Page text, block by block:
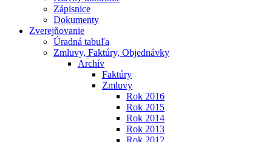
Zápisnice
Dokumenty
Zverejňovanie
Úradná tabuľa
Zmluvy, Faktúry, Objednávky
Archív
Faktúry
Zmluvy
Rok 2016
Rok 2015
Rok 2014
Rok 2013
Rok 2012